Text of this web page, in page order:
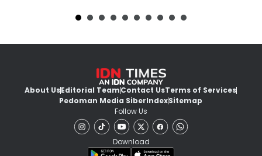
About UsEditorial TeamContact UsTerms of Services
Pedoman Media SiberIndexSitemap
Follow Us
Download